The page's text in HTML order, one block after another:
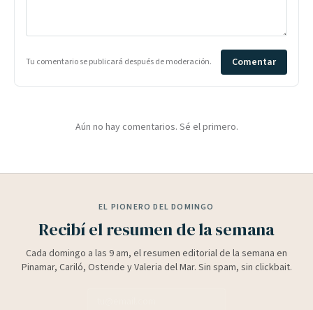
Tu comentario se publicará después de moderación. Comentar
Aún no hay comentarios. Sé el primero.
EL PIONERO DEL DOMINGO
Recibí el resumen de la semana
Cada domingo a las 9 am, el resumen editorial de la semana en
Pinamar, Cariló, Ostende y Valeria del Mar. Sin spam, sin clickbait.